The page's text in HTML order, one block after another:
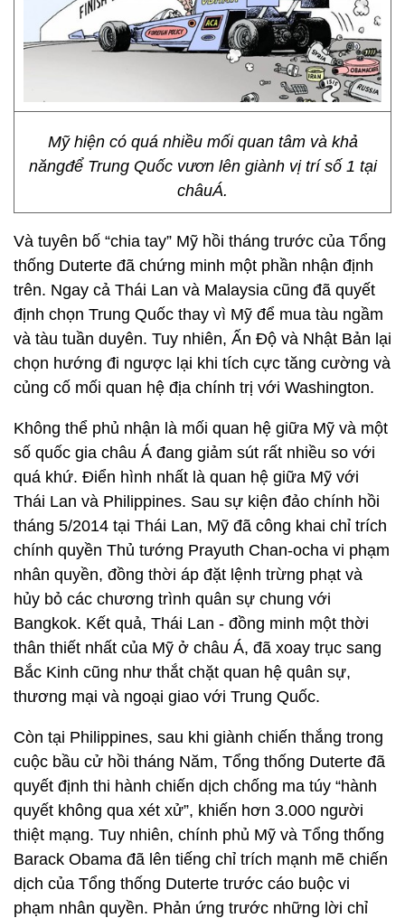
Mỹ hiện có quá nhiều mối quan tâm và khả
năngđể Trung Quốc vươn lên giành vị trí số 1 tại
châuÁ.
Và tuyên bố “chia tay” Mỹ hồi tháng trước của Tổng
thống Duterte đã chứng minh một phần nhận định
trên. Ngay cả Thái Lan và Malaysia cũng đã quyết
định chọn Trung Quốc thay vì Mỹ để mua tàu ngầm
và tàu tuần duyên. Tuy nhiên, Ấn Độ và Nhật Bản lại
chọn hướng đi ngược lại khi tích cực tăng cường và
củng cố mối quan hệ địa chính trị với Washington.
Không thể phủ nhận là mối quan hệ giữa Mỹ và một
số quốc gia châu Á đang giảm sút rất nhiều so với
quá khứ. Điển hình nhất là quan hệ giữa Mỹ với
Thái Lan và Philippines. Sau sự kiện đảo chính hồi
tháng 5/2014 tại Thái Lan, Mỹ đã công khai chỉ trích
chính quyền Thủ tướng Prayuth Chan-ocha vi phạm
nhân quyền, đồng thời áp đặt lệnh trừng phạt và
hủy bỏ các chương trình quân sự chung với
Bangkok. Kết quả, Thái Lan - đồng minh một thời
thân thiết nhất của Mỹ ở châu Á, đã xoay trục sang
Bắc Kinh cũng như thắt chặt quan hệ quân sự,
thương mại và ngoại giao với Trung Quốc.
Còn tại Philippines, sau khi giành chiến thắng trong
cuộc bầu cử hồi tháng Năm, Tổng thống Duterte đã
quyết định thi hành chiến dịch chống ma túy “hành
quyết không qua xét xử”, khiến hơn 3.000 người
thiệt mạng. Tuy nhiên, chính phủ Mỹ và Tổng thống
Barack Obama đã lên tiếng chỉ trích mạnh mẽ chiến
dịch của Tổng thống Duterte trước cáo buộc vi
phạm nhân quyền. Phản ứng trước những lời chỉ